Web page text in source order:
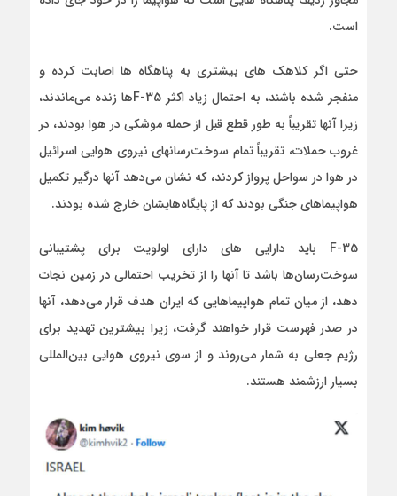
است.
حتی اگر کلاهک های بیشتری به پناهگاه ها اصابت کرده و
منفجر شده باشند، به احتمال زیاد اکثر F-35ها زنده می‌ماندند،
زیرا آنها تقریباً به طور قطع قبل از حمله موشکی در هوا بودند، در
غروب حملات، تقریباً تمام سوخت‌رسانهای نیروی هوایی اسرائیل
در هوا در سواحل پرواز کردند، که نشان می‌دهد آنها درگیر تکمیل
هواپیماهای جنگی بودند که از پایگاه‌هایشان خارج شده بودند.
F-35 باید دارایی های دارای اولویت برای پشتیبانی
سوخت‌رسان‌ها باشد تا آنها را از تخریب احتمالی در زمین نجات
دهد، از میان تمام هواپیماهایی که ایران هدف قرار می‌دهد، آنها
در صدر فهرست قرار خواهند گرفت، زیرا بیشترین تهدید برای
رژیم جعلی به شمار می‌روند و از سوی نیروی هوایی بین‌المللی
بسیار ارزشمند هستند.